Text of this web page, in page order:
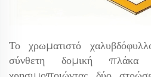
Το χρωματιστό
σύνθετη δομική πλάκα